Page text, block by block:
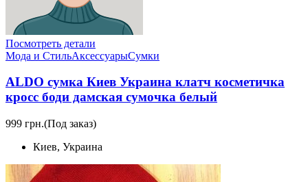
Посмотреть детали
Мода и СтильАксессуарыСумки
ALDO сумка Киев Украина клатч косметичка
кросс боди дамская сумочка белый
999 грн.(Под заказ)
Киев, Украина